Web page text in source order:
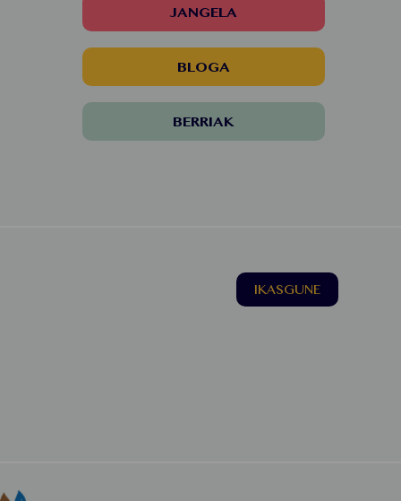
JANGELA
BLOGA
BERRIAK
IKASGUNE